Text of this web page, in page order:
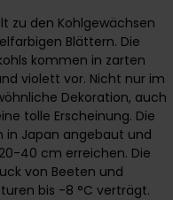
zu den Kohlgewächsen
Blättern. Die
kommen in zarten
violett vor. Nicht nur im
Dekoration, auch
tolle Erscheinung. Die
in Japan angebaut und
40 cm erreichen. Die
von Beeten und
bis -8 °C verträgt.